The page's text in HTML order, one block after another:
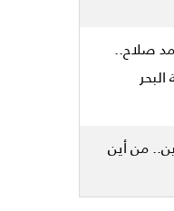
صلاح..
من أين